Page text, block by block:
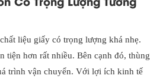
liệu giấy có trọng lượng khá nhẹ.
tiện hơn rất nhiều. Bên cạnh đó, thùng
trình vận chuyển. Với lợi ích kinh tế